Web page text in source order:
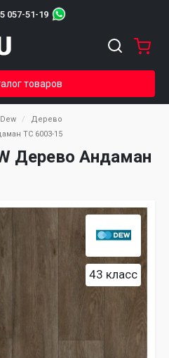
057-51-19
товаров
Dew
Дерево
ТС 6003-15
Дерево Андаман
43 класс